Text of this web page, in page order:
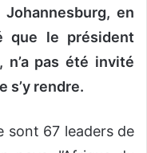
en
que le président
n’a pas été invité
s’y rendre.
sont 67 leaders de